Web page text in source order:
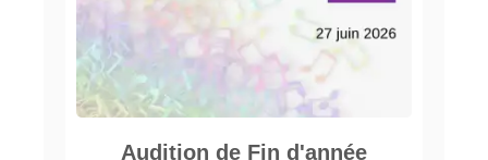
Audition de Fin d'année